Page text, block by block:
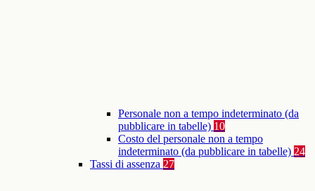
Personale non a tempo indeterminato (da
pubblicare in tabelle) 10
Costo del personale non a tempo
indeterminato (da pubblicare in tabelle) 24
Tassi di assenza 27